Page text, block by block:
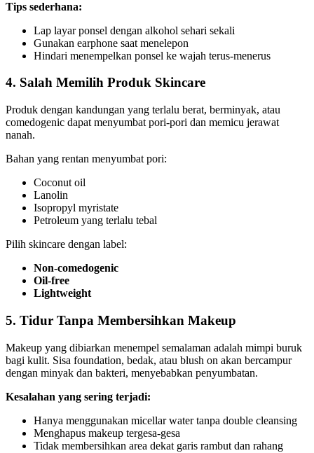
Tips sederhana:
Lap layar ponsel dengan alkohol sehari sekali
Gunakan earphone saat menelepon
Hindari menempelkan ponsel ke wajah terus-menerus
4. Salah Memilih Produk Skincare
Produk dengan kandungan yang terlalu berat, berminyak, atau
comedogenic dapat menyumbat pori-pori dan memicu jerawat
nanah.
Bahan yang rentan menyumbat pori:
Coconut oil
Lanolin
Isopropyl myristate
Petroleum yang terlalu tebal
Pilih skincare dengan label:
Non-comedogenic
Oil-free
Lightweight
5. Tidur Tanpa Membersihkan Makeup
Makeup yang dibiarkan menempel semalaman adalah mimpi buruk
bagi kulit. Sisa foundation, bedak, atau blush on akan bercampur
dengan minyak dan bakteri, menyebabkan penyumbatan.
Kesalahan yang sering terjadi:
Hanya menggunakan micellar water tanpa double cleansing
Menghapus makeup tergesa-gesa
Tidak membersihkan area dekat garis rambut dan rahang